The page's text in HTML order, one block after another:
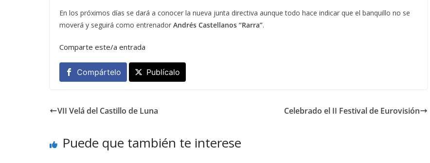
En los próximos días se dará a conocer la nueva junta directiva aunque todo hace indicar que el banquillo no se
moverá y seguirá como entrenador Andrés Castellanos “Rarra”.
Comparte este/a entrada
Compártelo Publícalo
VII Velá del Castillo de Luna Celebrado el II Festival de Eurovisión
Puede que también te interese